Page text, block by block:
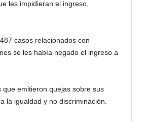
les impidieran el ingreso,
casos relacionados con
se les había negado el ingreso a
emitieron quejas sobre sus
la igualdad y no discriminación.